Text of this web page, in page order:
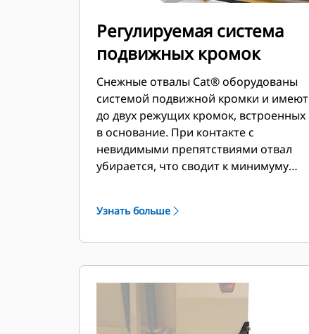
Регулируемая система
подвижных кромок
Снежные отвалы Cat® оборудованы
системой подвижной кромки и имеют
до двух режущих кромок, встроенных
в основание. При контакте с
невидимыми препятствиями отвал
убирается, что сводит к минимуму
резиновой режущей кромкой
которые подходят для всех устройств
смены навесного оборудования на
мини-погрузчиках.
Узнать больше